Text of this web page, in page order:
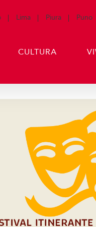
Lima Piura Puno
CULTURA